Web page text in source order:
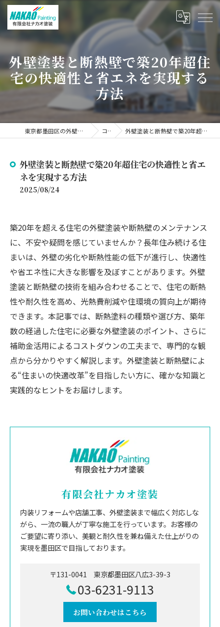
外壁塗装と断熱壁で築20年超住
宅の快適性と省エネを実現する
方法
東京都墨田区の外壁塗装なら有限会社ナカオ塗装 コラム 外壁塗装と断熱壁で築20年超住宅の快適性と省エネを実現する方法
外壁塗装と断熱壁で築20年超住宅の快適性と省エ
ネを実現する方法
2025/08/24
築20年を超える住宅の外壁塗装や断熱壁のメンテナンス
に、不安や疑問を感じていませんか？長年住み続ける住
まいは、外壁の劣化や断熱性能の低下が進行し、快適性
や省エネ性に大きな影響を及ぼすことがあります。外壁
塗装と断熱壁の技術を組み合わせることで、住宅の断熱
性や耐久性を高め、光熱費削減や住環境の質向上が期待
できます。本記事では、断熱塗料の種類や選び方、築年
数の経過した住宅に必要な外壁塗装のポイント、さらに
補助金活用によるコストダウンの工夫まで、専門的な観
点から分かりやすく解説します。外壁塗装と断熱壁によ
る“住まいの快適改革”を目指したい方に、確かな知識と
実践的なヒントをお届けします。
有限会社ナカオ塗装
内装リフォームや店舗工事、外壁塗装まで幅広く対応しな
がら、一流の職人が丁寧な施工を行っています。お客様の
ご要望に寄り添い、美観と耐久性を兼ね備えた仕上がりの
実現を墨田区で目指しております。
〒131-0041 東京都墨田区八広3-39-3
03-6231-9113
お問い合わせはこちら